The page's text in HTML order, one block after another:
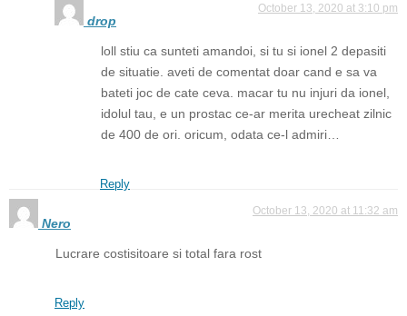
drop
October 13, 2020 at 3:10 pm
loll stiu ca sunteti amandoi, si tu si ionel 2 depasiti
de situatie. aveti de comentat doar cand e sa va
bateti joc de cate ceva. macar tu nu injuri da ionel,
idolul tau, e un prostac ce-ar merita urecheat zilnic
de 400 de ori. oricum, odata ce-l admiri…
Reply
Nero
October 13, 2020 at 11:32 am
Lucrare costisitoare si total fara rost
Reply